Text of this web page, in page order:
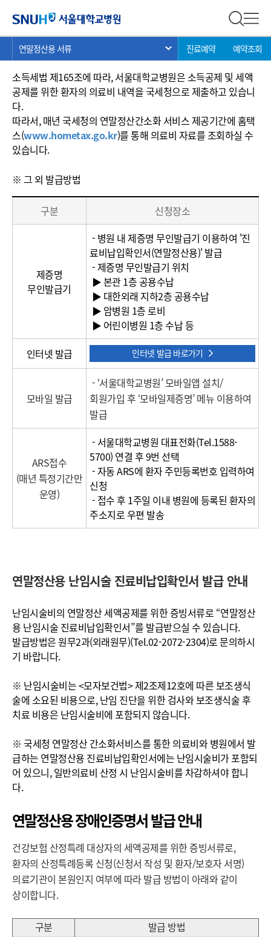
전체 검
현
재
위
치:
연말정산용 서류 서브 메뉴 목록 열기
진료예약 예약조회
연말정산용 서류
연말정산용 진료비납입확인서 발급 안내
소득세법 제165조에 따라, 서울대학교병원은 소득공제 및 세액
공제를 위한 환자의 의료비 내역을 국세청으로 제출하고 있습니
다.
따라서, 매년 국세청의 연말정산간소화 서비스 제공기간에 홈택
스(www.hometax.go.kr)를 통해 의료비 자료를 조회하실 수
있습니다.
※ 그 외 발급방법
구분 신청장소
제증명
무인발급기
- 병원 내 제증명 무인발급기 이용하여 '진
료비납입확인서(연말정산용)' 발급
- 제증명 무인발급기 위치
▶ 본관 1층 공용수납
▶ 대한외래 지하2층 공용수납
▶ 암병원 1층 로비
▶ 어린이병원 1층 수납 등
인터넷 발급
인터넷 발급 바로가기
모바일 발급
- ‘서울대학교병원’ 모바일앱 설치/
회원가입 후 ‘모바일제증명’ 메뉴 이용하여
발급
ARS접수
(매년 특정기간만
운영)
- 서울대학교병원 대표전화(Tel.1588-
5700) 연결 후 9번 선택
- 자동 ARS에 환자 주민등록번호 입력하여
신청
- 접수 후 1주일 이내 병원에 등록된 환자의
주소지로 우편 발송
연말정산용 난임시술 진료비납입확인서 발급 안내
난임시술비의 연말정산 세액공제를 위한 증빙서류로 “연말정산
용 난임시술 진료비납입확인서”를 발급받으실 수 있습니다.
발급방법은 원무2과(외래원무)(Tel.02-2072-2304)로 문의하시
기 바랍니다.
※ 난임시술비는 <모자보건법> 제2조제12호에 따른 보조생식
술에 소요된 비용으로, 난임 진단을 위한 검사와 보조생식술 후
치료 비용은 난임시술비에 포함되지 않습니다.
※ 국세청 연말정산 간소화서비스를 통한 의료비와 병원에서 발
급하는 연말정산용 진료비납입확인서에는 난임시술비가 포함되
어 있으니, 일반의료비 산정 시 난임시술비를 차감하셔야 합니
다.
연말정산용 장애인증명서 발급 안내
건강보험 산정특례 대상자의 세액공제를 위한 증빙서류로,
환자의 산정특례등록 신청(신청서 작성 및 환자/보호자 서명)
의료기관이 본원인지 여부에 따라 발급 방법이 아래와 같이
상이합니다.
구분
발급 방법